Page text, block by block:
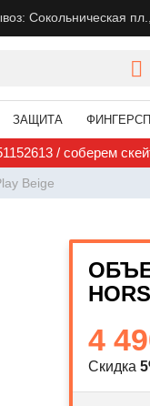
Сокольническая
ЗАЩИТА
/ соберем
Beige
4
Скидка